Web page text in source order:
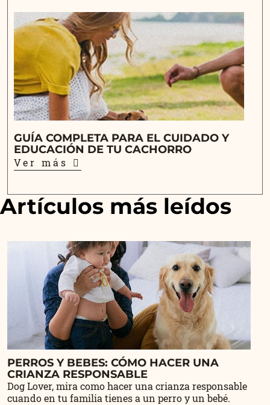
GUÍA COMPLETA PARA EL CUIDADO Y
EDUCACIÓN DE TU CACHORRO
Ver más
Artículos más leídos
PERROS Y BEBES: CÓMO HACER UNA
CRIANZA RESPONSABLE
Dog Lover, mira como hacer una crianza responsable
cuando en tu familia tienes a un perro y un bebé.